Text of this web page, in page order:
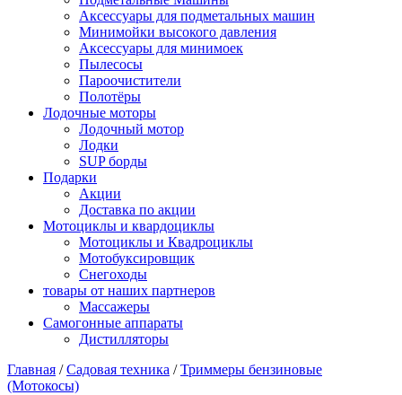
Аксессуары для подметальных машин
Минимойки высокого давления
Аксессуары для минимоек
Пылесосы
Пароочистители
Полотёры
Лодочные моторы
Лодочный мотор
Лодки
SUP борды
Подарки
Акции
Доставка по акции
Мотоциклы и квардоциклы
Мотоциклы и Квадроциклы
Мотобуксировщик
Снегоходы
товары от наших партнеров
Массажеры
Самогонные аппараты
Дистилляторы
Главная /Садовая техника /Триммеры бензиновые
(Мотокосы)